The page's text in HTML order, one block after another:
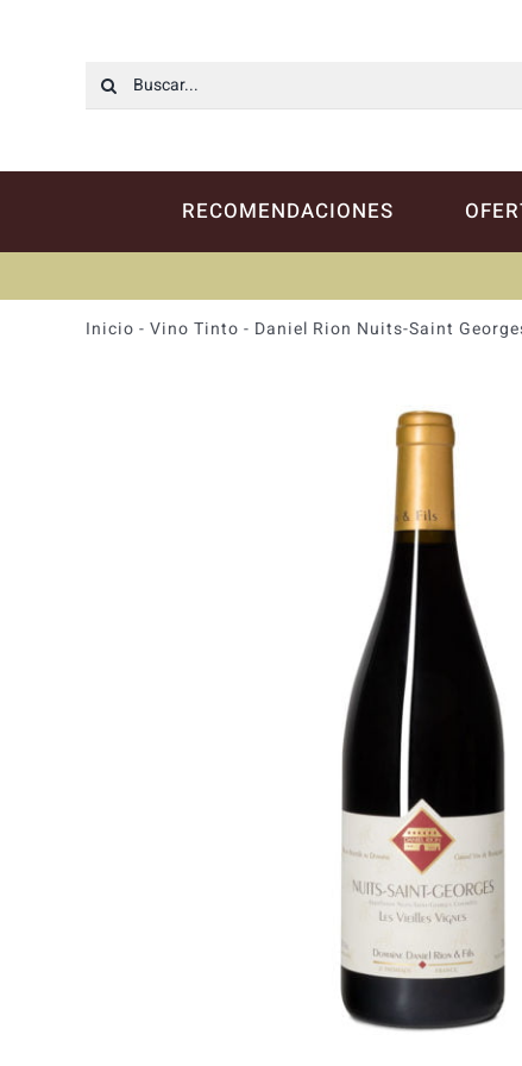
Buscar:
RECOMENDACIONES
Inicio - Vino Tinto - Daniel Rion Nuits-Saint